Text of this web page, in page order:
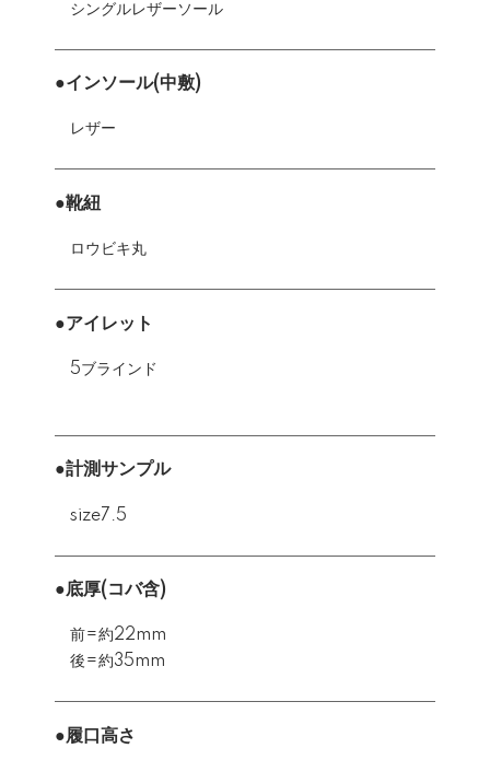
シングルレザーソール
●インソール(中敷)
レザー
●靴紐
ロウビキ丸
●アイレット
5ブラインド
●計測サンプル
size7.5
●底厚(コバ含)
前=約22mm
後=約35mm
●履口高さ